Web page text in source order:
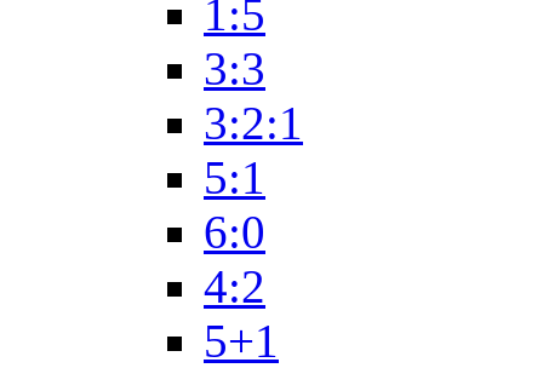
1:5
3:3
3:2:1
5:1
6:0
4:2
5+1